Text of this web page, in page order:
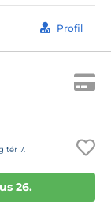
Profil
tér 7.
26.